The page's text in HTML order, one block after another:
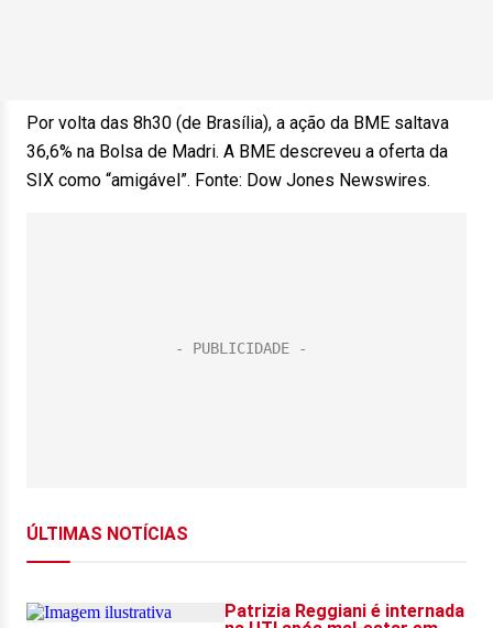
Por volta das 8h30 (de Brasília), a ação da BME saltava
36,6% na Bolsa de Madri. A BME descreveu a oferta da
SIX como “amigável”. Fonte: Dow Jones Newswires.